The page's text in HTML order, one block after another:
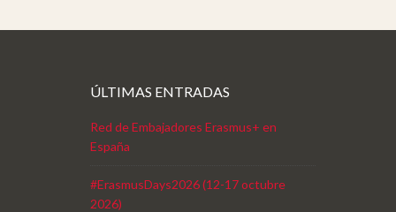
ÚLTIMAS ENTRADAS
Red de Embajadores Erasmus+ en
España
#ErasmusDays2026 (12-17 octubre
2026)